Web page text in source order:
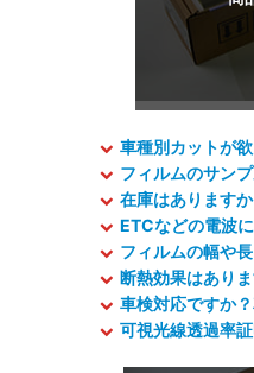
車種別カットが
フィルムのサン
在庫はありますか
ETCなどの電波
フィルムの幅や
断熱効果はあり
車検対応ですか
可視光線透過率